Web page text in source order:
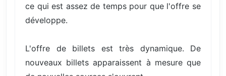
ce qui est assez de temps pour que l'offre se
développe.
L'offre de billets est très dynamique. De
nouveaux billets apparaissent à mesure que